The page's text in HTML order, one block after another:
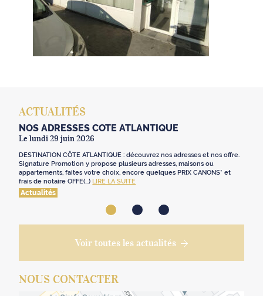
ACTUALITÉS
NOS ADRESSES CÔTE ATLANTIQUE
Le lundi 29 juin 2026
DESTINATION CÔTE ATLANTIQUE : découvrez nos adresses et nos offre.
Signature Promotion y propose plusieurs adresses, maisons ou
appartements, faites votre choix, encore quelques PRIX CANONS* et
frais de notaire OFFE(...) LIRE LA SUITE
Actualités
Voir toutes les actualités
NOUS CONTACTER